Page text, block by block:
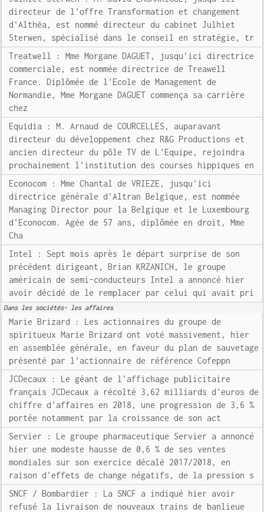
directeur de l'offre Transformation et changement
d'Althéa, est nommé directeur du cabinet Julhiet
Sterwen, spécialisé dans le conseil en stratégie, tr
Treatwell : Mme Morgane DAGUET, jusqu'ici directrice
commerciale, est nommée directrice de Treawell
France. Diplômée de l'Ecole de Management de
Normandie, Mme Morgane DAGUET commença sa carrière
chez
Equidia : M. Arnaud de COURCELLES, auparavant
directeur du développement chez R&G Productions et
ancien directeur du pôle TV de L'Equipe, rejoindra
prochainement l'institution des courses hippiques en
Econocom : Mme Chantal de VRIEZE, jusqu'ici
directrice générale d'Altran Belgique, est nommée
Managing Director pour la Belgique et le Luxembourg
d'Econocom. Agée de 57 ans, diplômée en droit, Mme
Cha
Intel : Sept mois après le départ surprise de son
précédent dirigeant, Brian KRZANICH, le groupe
américain de semi-conducteurs Intel a annoncé hier
avoir décidé de le remplacer par celui qui avait pri
Dans les sociétés- les affaires
Marie Brizard : Les actionnaires du groupe de
spiritueux Marie Brizard ont voté massivement, hier
en assemblée générale, en faveur du plan de sauvetage
présenté par l'actionnaire de référence Cofeppn
JCDecaux : Le géant de l'affichage publicitaire
français JCDecaux a récolté 3,62 milliards d'euros de
chiffre d'affaires en 2018, une progression de 3,6 %
portée notamment par la croissance de son act
Servier : Le groupe pharmaceutique Servier a annoncé
hier une modeste hausse de 0,6 % de ses ventes
mondiales sur son exercice décalé 2017/2018, en
raison d'effets de change négatifs, de la pression s
SNCF / Bombardier : La SNCF a indiqué hier avoir
refusé la livraison de nouveaux trains de banlieue